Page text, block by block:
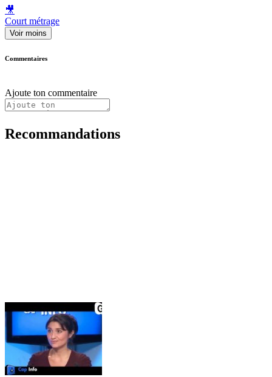
🎥
Court métrage
Voir moins
Commentaires
Ajoute ton commentaire
Recommandations